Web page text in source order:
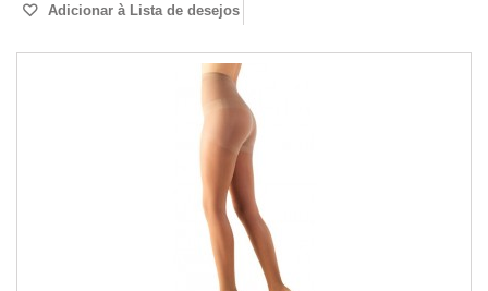
Adicionar à Lista de desejos